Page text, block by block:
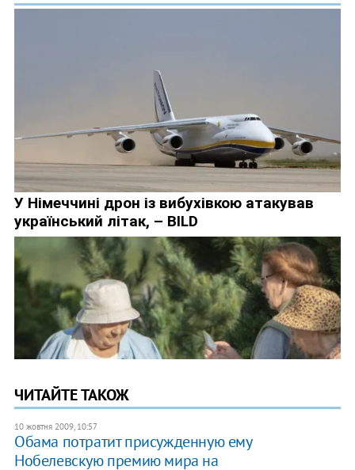
ЧИТАЙТЕ ТАКОЖ
10 жовтня 2009, 10:57
Обама потратит присужденную ему
Нобелевскую премию мира на